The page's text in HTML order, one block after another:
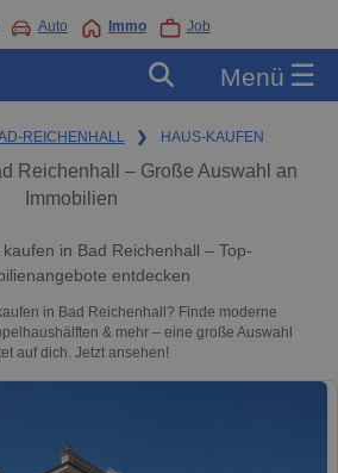
Auto Immo Job
Menü ☰
REICHENHALL ❯ HAUS-KAUFEN
Reichenhall – Große Auswahl an
Immobilien
in Bad Reichenhall – Top-
entdecken
in Bad Reichenhall? Finde moderne
& mehr – eine große Auswahl
auf dich. Jetzt ansehen!